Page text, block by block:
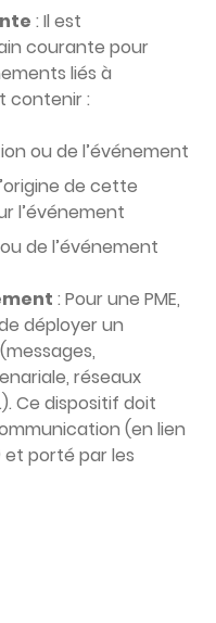
: Il est
courante pour
liés à
contenir :
ou de l’événement
de cette
l’événement
de l’événement
: Pour une PME,
déployer un
réseaux
Ce dispositif doit
(en lien
porté par les